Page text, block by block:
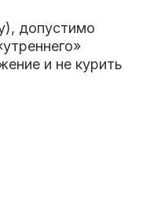
допустимо
и не курить